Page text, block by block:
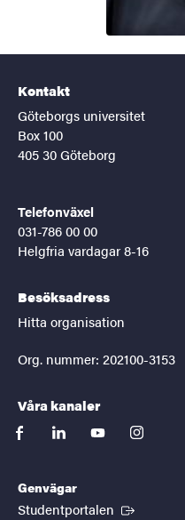
Kontakt
Göteborgs universitet
Box 100
405 30 Göteborg
Telefonväxel
031-786 00 00
Helgfria vardagar 8-16
Besöksadress
Hitta organisation
Org. nummer: 202100-3153
Våra kanaler
facebooklinkedinyoutubeinstagram
Genvägar
Studentportalen (Extern länk)